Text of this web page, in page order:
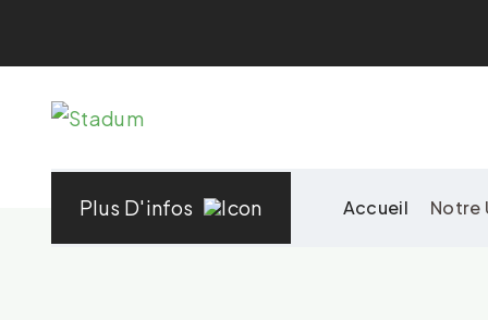
Plus D'infos Accueil Notre